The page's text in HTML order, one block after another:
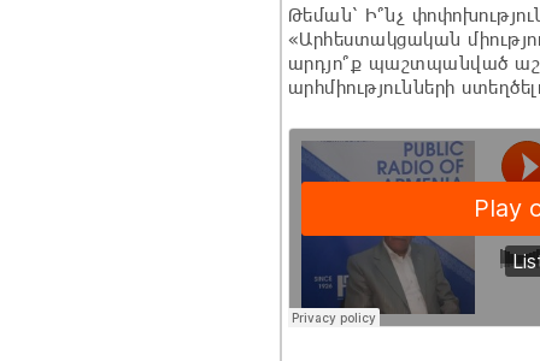
Թեման՝ Ի՞նչ
«Արհեստակցական
արդյո՞ք պաշտպանված
արհմիությունների